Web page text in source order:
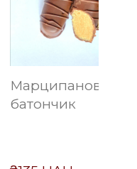
Марципановий
батончик